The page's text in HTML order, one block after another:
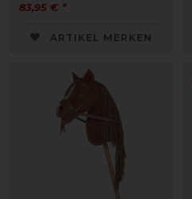
83,95 € *
ARTIKEL MERKEN